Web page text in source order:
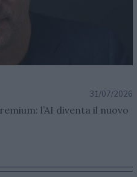
31/07/2026
l’AI diventa il nuovo